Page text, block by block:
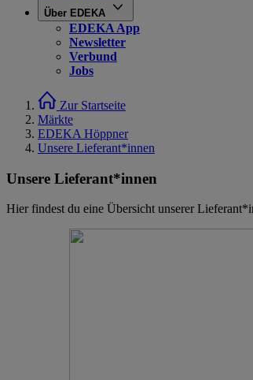
Über EDEKA
EDEKA App
Newsletter
Verbund
Jobs
Zur Startseite
Märkte
EDEKA Höppner
Unsere Lieferant*innen
Unsere Lieferant*innen
Hier findest du eine Übersicht unserer